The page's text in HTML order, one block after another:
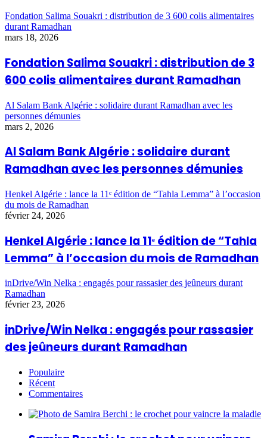
Fondation Salima Souakri : distribution de 3 600 colis alimentaires
durant Ramadhan
mars 18, 2026
Fondation Salima Souakri : distribution de 3
600 colis alimentaires durant Ramadhan
Al Salam Bank Algérie : solidaire durant Ramadhan avec les
personnes démunies
mars 2, 2026
Al Salam Bank Algérie : solidaire durant
Ramadhan avec les personnes démunies
Henkel Algérie : lance la 11ᵉ édition de “Tahla Lemma” à l’occasion
du mois de Ramadhan
février 24, 2026
Henkel Algérie : lance la 11ᵉ édition de “Tahla
Lemma” à l’occasion du mois de Ramadhan
inDrive/Win Nelka : engagés pour rassasier des jeûneurs durant
Ramadhan
février 23, 2026
inDrive/Win Nelka : engagés pour rassasier
des jeûneurs durant Ramadhan
Populaire
Récent
Commentaires